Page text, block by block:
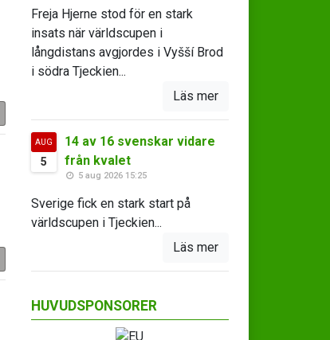
Freja Hjerne stod för en stark
insats när världscupen i
långdistans avgjordes i Vyšší Brod
i södra Tjeckien...
Läs mer
AUG
5
14 av 16 svenskar vidare
från kvalet
5 aug 2026 15:25
Sverige fick en stark start på
världscupen i Tjeckien...
Läs mer
HUVUDSPONSORER